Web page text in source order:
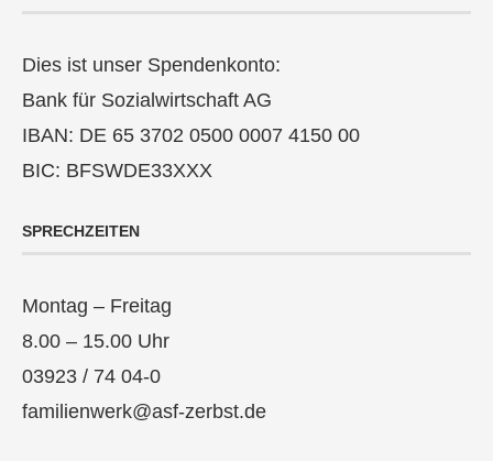
Dies ist unser Spendenkonto:
Bank für Sozialwirtschaft AG
IBAN: DE 65 3702 0500 0007 4150 00
BIC: BFSWDE33XXX
SPRECHZEITEN
Montag – Freitag
8.00 – 15.00 Uhr
03923 / 74 04-0
familienwerk@asf-zerbst.de